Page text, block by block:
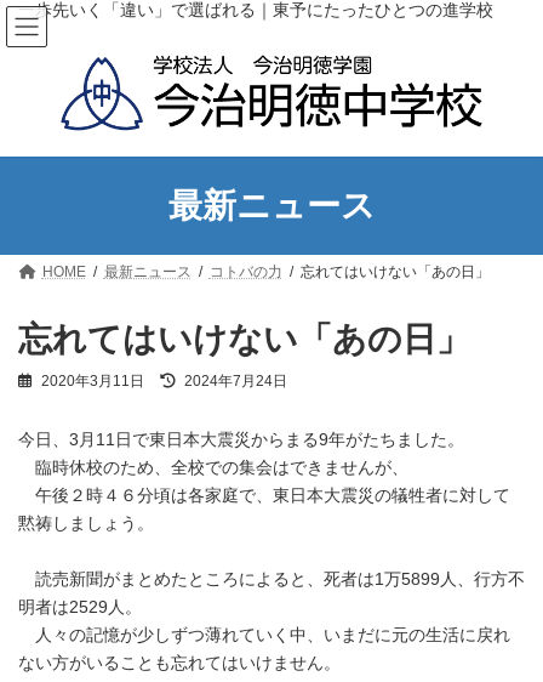
コ
ン
テ
キ
ナ
ビ
ゲ
に
一歩先いく「違い」で選ばれる｜東予にたったひとつの進学校
最新ニュース
HOME 最新ニュース コトバの力 忘れてはいけない「あの日」
忘れてはいけない「あの日」
2020年3月11日
最
新
日
:
2024年7月24日
今日、3月11日で東日本大震災からまる9年がたちました。
臨時休校のため、全校での集会はできませんが、
午後２時４６分頃は各家庭で、東日本大震災の犠牲者に対して
黙祷しましょう。
読売新聞がまとめたところによると、死者は1万5899人、行方不
明者は2529人。
人々の記憶が少しずつ薄れていく中、いまだに元の生活に戻れ
ない方がいることも忘れてはいけません。